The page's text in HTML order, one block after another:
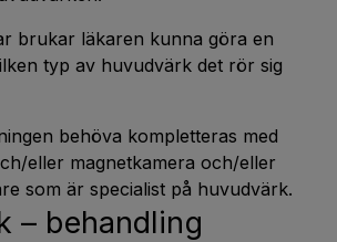
brukar läkaren kunna göra en
typ av huvudvärk det rör sig
behöva kompletteras med
eller magnetkamera och/eller
som är specialist på huvudvärk.
– behandling